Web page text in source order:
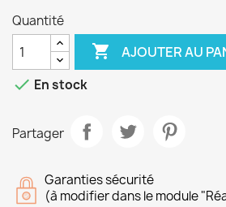
Quantité
 AJOUTER AU
 En stock
Partager
Garanties sécurité
(à modifier dans le module